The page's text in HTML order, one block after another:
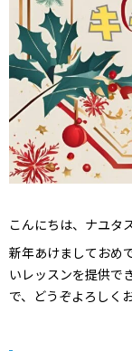
こんにちは、ナユタ
新年あけましておめ
いレッスンを提供で
で、どうぞよろしく